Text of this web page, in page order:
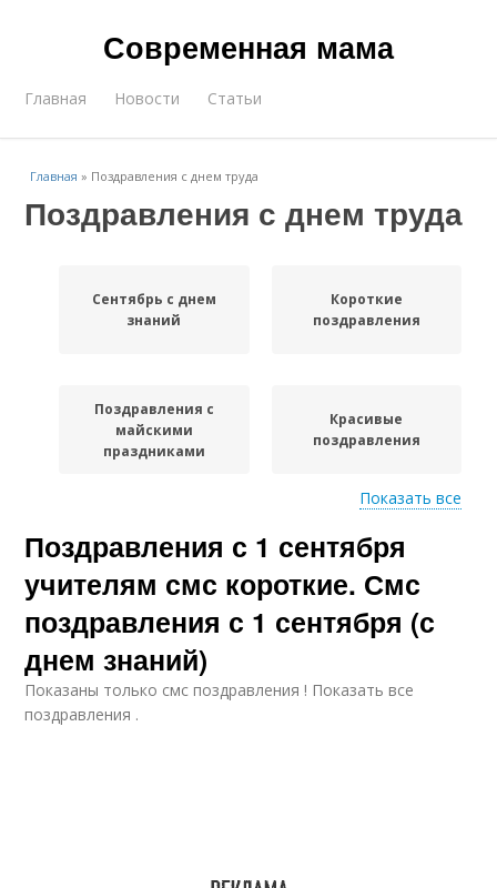
Современная мама
Главная Новости Статьи
Главная » Поздравления с днем труда
Поздравления с днем труда
Сентябрь с днем
знаний
Короткие
поздравления
Поздравления с
майскими
праздниками
Красивые
поздравления
Официальные
поздравления
Труд в прозе
Показать все
Поздравления с 1 сентября
учителям смс короткие. Смс
поздравления с 1 сентября (с
днем знаний)
Показаны только смс поздравления ! Показать все
поздравления .